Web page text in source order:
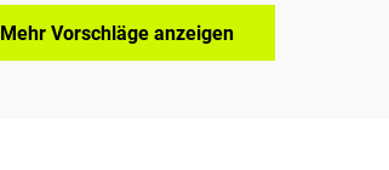
Mehr Vorschläge anzeigen